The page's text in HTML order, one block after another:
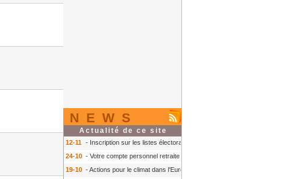
NEWS
Actualité de ce site
12-11 - Inscription sur les listes électorales : comment faire ?
24-10 - Votre compte personnel retraite sur info-retraite.fr
19-10 - Actions pour le climat dans l'Europe